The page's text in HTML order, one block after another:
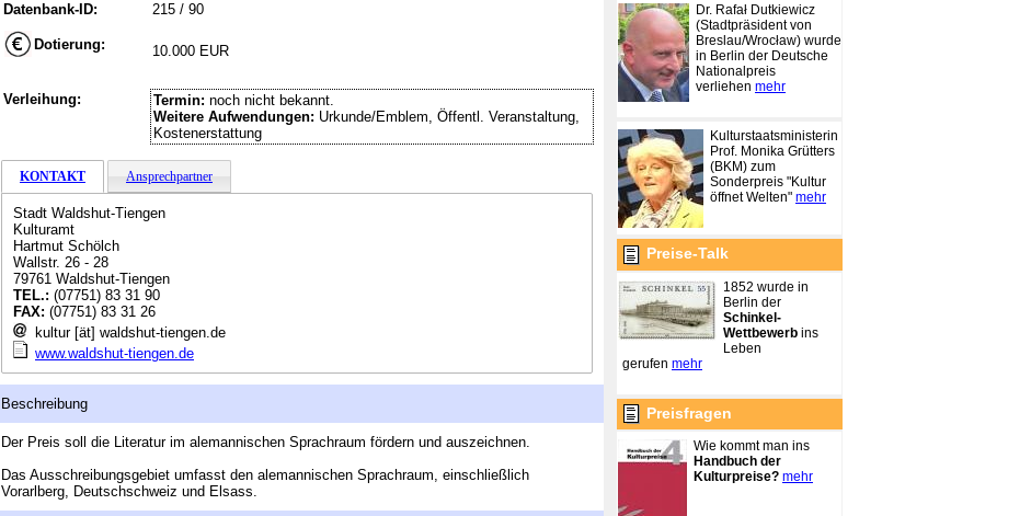
Datenbank-ID:
215 / 90
Dotierung: 10.000 EUR
Verleihung: Termin: noch nicht bekannt.
Weitere Aufwendungen: Urkunde/Emblem, Öffentl. Veranstaltung,
Kostenerstattung
KONTAKT Ansprechpartner
Stadt Waldshut-Tiengen
Kulturamt
Hartmut Schölch
Wallstr. 26 - 28
79761 Waldshut-Tiengen
TEL.: (07751) 83 31 90
FAX: (07751) 83 31 26
kultur [ät] waldshut-tiengen.de
www.waldshut-tiengen.de
Beschreibung
Der Preis soll die Literatur im alemannischen Sprachraum fördern und auszeichnen.
Das Ausschreibungsgebiet umfasst den alemannischen Sprachraum, einschließlich
Vorarlberg, Deutschschweiz und Elsass.
Dr. Rafał Dutkiewicz
(Stadtpräsident von
Breslau/Wrocław) wurde
in Berlin der Deutsche
Nationalpreis
verliehen mehr
Kulturstaatsministerin
Prof. Monika Grütters
(BKM) zum
Sonderpreis "Kultur
öffnet Welten" mehr
Preise-Talk
1852 wurde in
Berlin der
Schinkel-
Wettbewerb ins
Leben
gerufen mehr
Preisfragen
Wie kommt man ins
Handbuch der
Kulturpreise? mehr